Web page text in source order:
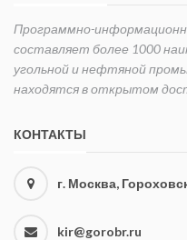
Программно-
составляет более 1000
угольной и нефтяной
находятся в открытом
КОНТАКТЫ
г. Москва,
kir@gorobr.ru